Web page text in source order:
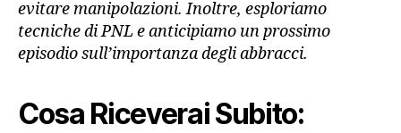
evitare manipolazioni. Inoltre, esploriamo
tecniche di PNL e anticipiamo un prossimo
episodio sull’importanza degli abbracci.
Cosa Riceverai Subito: